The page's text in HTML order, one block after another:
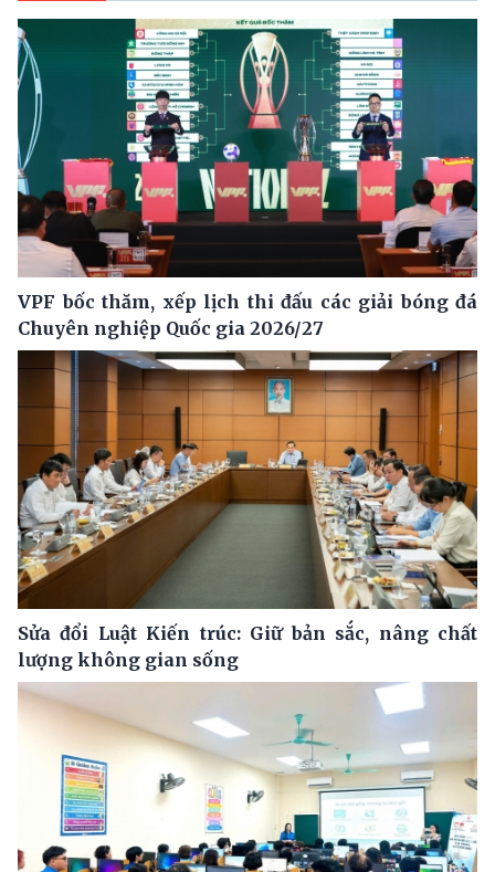
VPF bốc thăm, xếp lịch thi đấu các giải bóng đá
Chuyên nghiệp Quốc gia 2026/27
Sửa đổi Luật Kiến trúc: Giữ bản sắc, nâng chất
lượng không gian sống